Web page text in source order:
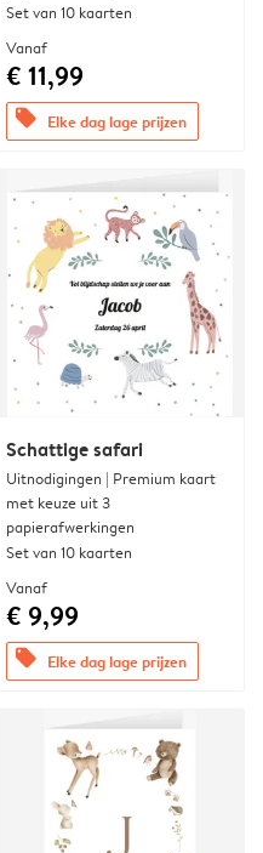
Set van 10 kaarten
Vanaf
€ 11,99
offers Elke dag lage prijzen
Schattige safari
Uitnodigingen | Premium kaart
met keuze uit 3
papierafwerkingen
Set van 10 kaarten
Vanaf
€ 9,99
offers Elke dag lage prijzen